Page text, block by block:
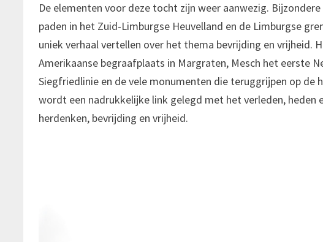
De elementen voor deze tocht zijn weer aanwezig.
paden in het Zuid-Limburgse Heuvelland en de Limburgse
uniek verhaal vertellen over het thema bevrijding en vrijheid.
Amerikaanse begraafplaats in Margraten, Mesch het eerste
Siegfriedlinie en de vele monumenten die teruggrijpen op de
wordt een nadrukkelijke link gelegd met het verleden, heden
herdenken, bevrijding en vrijheid.